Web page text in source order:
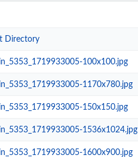
Directory
100x100.jpg
1170x780.jpg
150x150.jpg
1536x1024.jpg
1600x900.jpg